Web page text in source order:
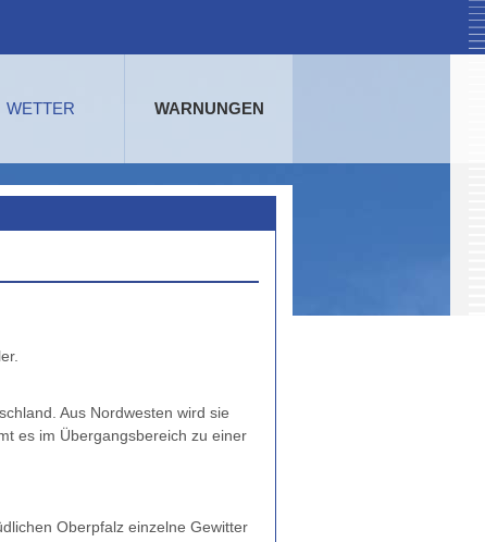
WETTER WARNUNGEN
Aus Nordwesten wird sie
es im Übergangsbereich zu einer
Oberpfalz einzelne Gewitter